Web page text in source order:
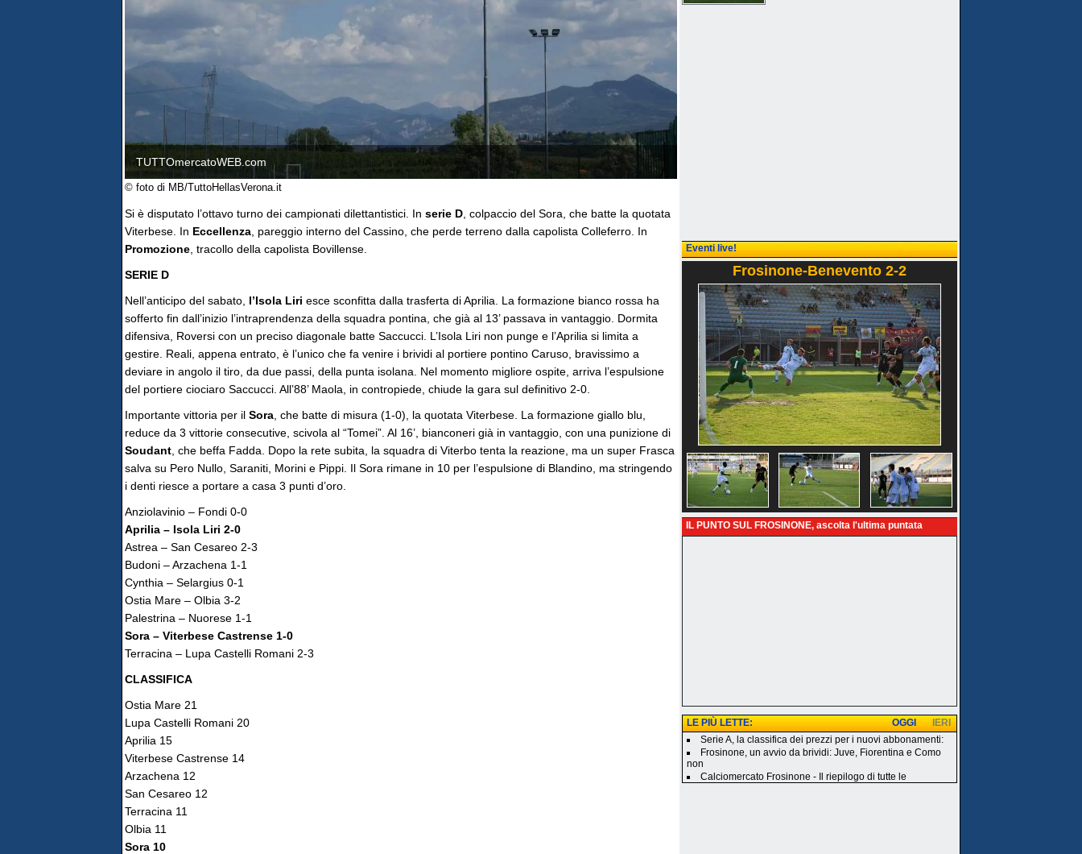
TUTTOmercatoWEB.com
© foto di MB/TuttoHellasVerona.it
Si è disputato l’ottavo turno dei campionati dilettantistici. In serie D , colpaccio del Sora, che batte la quotata
Viterbese. In Eccellenza , pareggio interno del Cassino, che perde terreno dalla capolista Colleferro. In
Promozione , tracollo della capolista Bovillense.
SERIE D
Nell’anticipo del sabato, l’Isola Liri esce sconfitta dalla trasferta di Aprilia. La formazione bianco rossa ha
sofferto fin dall’inizio l’intraprendenza della squadra pontina, che già al 13’ passava in vantaggio. Dormita
difensiva, Roversi con un preciso diagonale batte Saccucci. L’Isola Liri non punge e l’Aprilia si limita a
gestire. Reali, appena entrato, è l’unico che fa venire i brividi al portiere pontino Caruso, bravissimo a
deviare in angolo il tiro, da due passi, della punta isolana. Nel momento migliore ospite, arriva l’espulsione
del portiere ciociaro Saccucci. All’88’ Maola, in contropiede, chiude la gara sul definitivo 2-0.
Importante vittoria per il Sora , che batte di misura (1-0), la quotata Viterbese. La formazione giallo blu,
reduce da 3 vittorie consecutive, scivola al “Tomei”. Al 16’, bianconeri già in vantaggio, con una punizione di
Soudant , che beffa Fadda. Dopo la rete subita, la squadra di Viterbo tenta la reazione, ma un super Frasca
salva su Pero Nullo, Saraniti, Morini e Pippi. Il Sora rimane in 10 per l’espulsione di Blandino, ma stringendo
i denti riesce a portare a casa 3 punti d’oro.
Anziolavinio – Fondi 0-0
Aprilia – Isola Liri 2-0
Astrea – San Cesareo 2-3
Budoni – Arzachena 1-1
Cynthia – Selargius 0-1
Ostia Mare – Olbia 3-2
Palestrina – Nuorese 1-1
Sora – Viterbese Castrense 1-0
Terracina – Lupa Castelli Romani 2-3
CLASSIFICA
Ostia Mare 21
Lupa Castelli Romani 20
Aprilia 15
Viterbese Castrense 14
Arzachena 12
San Cesareo 12
Terracina 11
Olbia 11
Sora 10
Eventi live!
Frosinone-Benevento 2-2
IL PUNTO SUL FROSINONE, ascolta l'ultima puntata
LE PIÙ LETTE: IERI
OGGI
Serie A, la classifica dei prezzi per i nuovi abbonamenti:
Frosinone, un avvio da brividi: Juve, Fiorentina e Como
non
Calciomercato Frosinone - Il riepilogo di tutte le